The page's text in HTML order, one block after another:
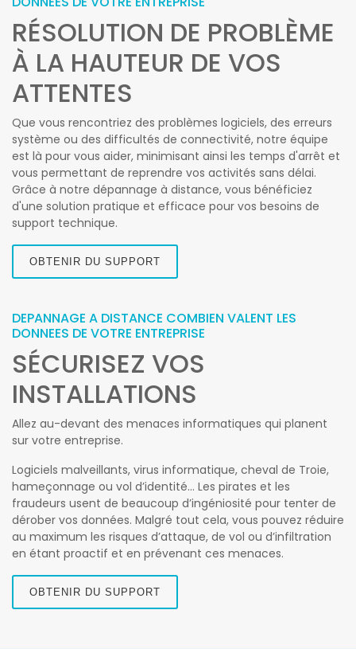
RÉSOLUTION DE PROBLÈME
À LA HAUTEUR DE VOS
ATTENTES
Que vous rencontriez des problèmes logiciels, des erreurs
système ou des difficultés de connectivité, notre équipe
est là pour vous aider, minimisant ainsi les temps d'arrêt et
vous permettant de reprendre vos activités sans délai.
Grâce à notre dépannage à distance, vous bénéficiez
d'une solution pratique et efficace pour vos besoins de
support technique.
OBTENIR DU SUPPORT
DEPANNAGE A DISTANCE COMBIEN VALENT LES
DONNEES DE VOTRE ENTREPRISE
SÉCURISEZ VOS
INSTALLATIONS
Allez au-devant des menaces informatiques qui planent
sur votre entreprise.
Logiciels malveillants, virus informatique, cheval de Troie,
hameçonnage ou vol d’identité… Les pirates et les
fraudeurs usent de beaucoup d’ingéniosité pour tenter de
dérober vos données. Malgré tout cela, vous pouvez réduire
au maximum les risques d’attaque, de vol ou d’infiltration
en étant proactif et en prévenant ces menaces.
OBTENIR DU SUPPORT